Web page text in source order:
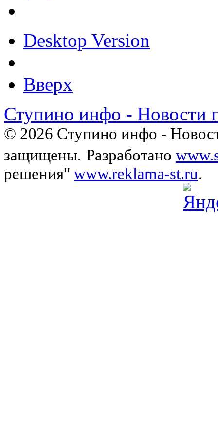
Desktop Version
Вверх
Ступино инфо - Новости
© 2026 Ступино инфо -
защищены. Разработано
решения" www.reklama-st.ru.